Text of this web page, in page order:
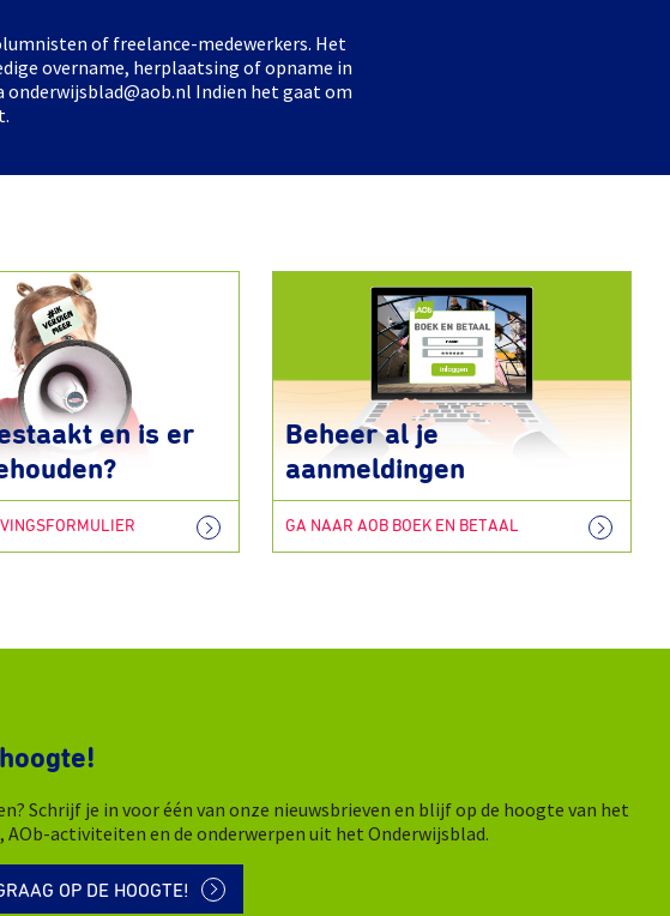
of freelance-medewerkers. Het
overname, herplaatsing of opname in
Indien het gaat om
en is er
Beheer al je
aanmeldingen
GA NAAR AOB BOEK EN BETAAL
Schrijf je in voor één van onze nieuwsbrieven en blijf op de hoogte van het
AOb-activiteiten en de onderwerpen uit het Onderwijsblad.
OP DE HOOGTE!